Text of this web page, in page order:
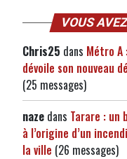
VOUS
Chris25 dans Métro
dévoile son nouveau
(25 messages)
naze dans Tarare : un
à l’origine d’un
la ville (26 messages)